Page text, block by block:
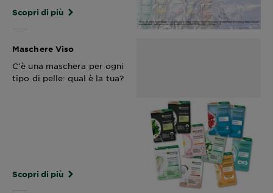
Scopri di più
Maschere Viso
C'è una maschera per ogni
tipo di pelle: qual è la tua?
Scopri di più